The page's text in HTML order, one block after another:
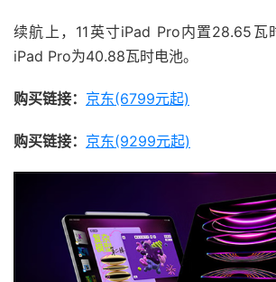
续航上，11英寸iPad Pro内置28.65瓦
iPad Pro为40.88瓦时电池。
购买链接： 京东(6799元起)
购买链接： 京东(9299元起)